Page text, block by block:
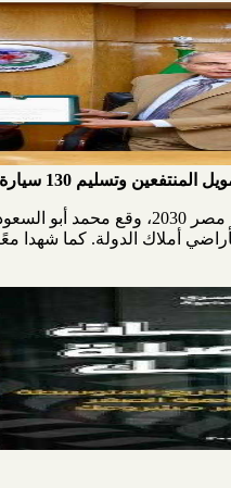
ميكروباص لتعزيز النقل الآمن
في إطار دعم التنمية المستدامة